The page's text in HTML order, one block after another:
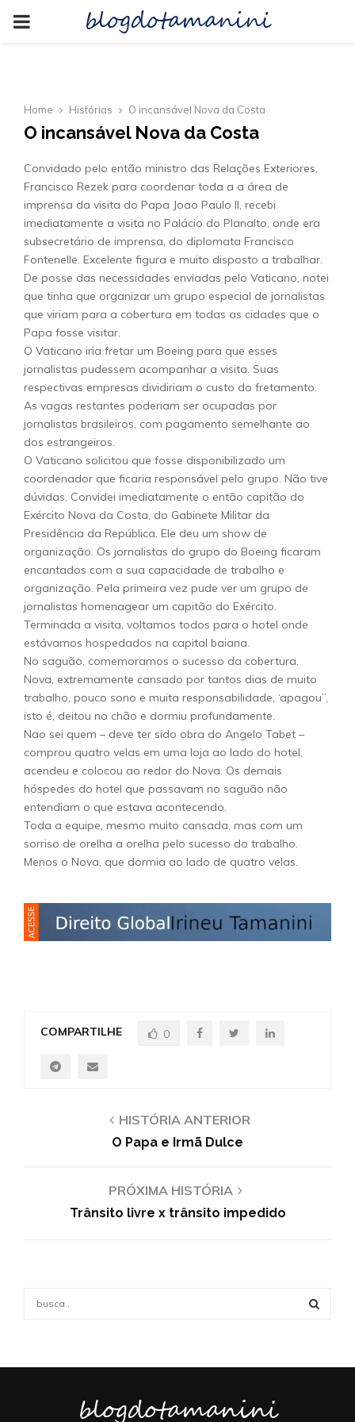
PRIMARYblogdotamanini
Home Histórias O incansável Nova da Costa
O incansável Nova da Costa
Convidado pelo então ministro das Relações Exteriores,
Francisco Rezek para coordenar toda a a área de
imprensa da visita do Papa Joao Paulo II, recebi
imediatamente a visita no Palácio do Planalto, onde era
subsecretário de imprensa, do diplomata Francisco
Fontenelle. Excelente figura e muito disposto a trabalhar.
De posse das necessidades enviadas pelo Vaticano, notei
que tinha que organizar um grupo especial de jornalistas
que viriam para a cobertura em todas as cidades que o
Papa fosse visitar.
O Vaticano iria fretar um Boeing para que esses
jornalistas pudessem acompanhar a visita. Suas
respectivas empresas dividiriam o custo do fretamento.
As vagas restantes poderiam ser ocupadas por
jornalistas brasileiros, com pagamento semelhante ao
dos estrangeiros.
O Vaticano solicitou que fosse disponibilizado um
coordenador que ficaria responsável pelo grupo. Não tive
dúvidas. Convidei imediatamente o então capitão do
Exército Nova da Costa, do Gabinete Militar da
Presidência da República. Ele deu um show de
organização. Os jornalistas do grupo do Boeing ficaram
encantados com a sua capacidade de trabalho e
organização. Pela primeira vez pude ver um grupo de
jornalistas homenagear um capitão do Exército.
Terminada a visita, voltamos todos para o hotel onde
estávamos hospedados na capital baiana.
No saguão, comemoramos o sucesso da cobertura.
Nova, extremamente cansado por tantos dias de muito
trabalho, pouco sono e muita responsabilidade, ‘apagou”,
isto é, deitou no chão e dormiu profundamente.
Nao sei quem – deve ter sido obra do Angelo Tabet –
comprou quatro velas em uma loja ao lado do hotel,
acendeu e colocou ao redor do Nova. Os demais
hóspedes do hotel que passavam no saguão não
entendiam o que estava acontecendo.
Toda a equipe, mesmo muito cansada, mas com um
sorriso de orelha a orelha pelo sucesso do trabalho.
Menos o Nova, que dormia ao lado de quatro velas.
COMPARTILHE 0
HISTÓRIA ANTERIOR
O Papa e Irmã Dulce
PRÓXIMA HISTÓRIA
Trânsito livre x trânsito impedido
E
blogdotamanini